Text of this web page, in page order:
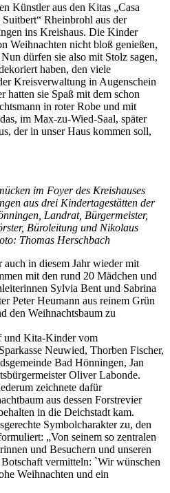
Künstler aus den Kitas „Casa
Rheinbrohl aus der
ins Kreishaus. Die Kinder
Weihnachten nicht bloß genießen,
dürfen sie also mit Stolz sagen,
haben, den viele
Kreisverwaltung in Augenschein
hatten sie Spaß mit dem schon
in roter Robe und mit
im Max-zu-Wied-Saal, später
der in unser Haus kommen soll,
im Foyer des Kreishauses
aus drei Kindertagestätten der
Landrat, Bürgermeister,
Büroleitung und Nikolaus
Thomas Herschbach
in diesem Jahr wieder mit
mit den rund 20 Mädchen und
Sylvia Bent und Sabrina
Peter Heumann aus reinem Grün
den Weihnachtsbaum zu
und Kita-Kinder vom
Neuwied, Thorben Fischer,
Bad Hönningen, Jan
Oliver Labonde.
zeichnete dafür
aus dessen Forstrevier
in die Deichstadt kam.
Symbolcharakter zu, den
„Von seinem so zentralen
und Besuchern und unseren
vermitteln: `Wir wünschen
Weihnachten und ein